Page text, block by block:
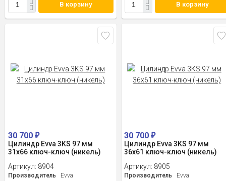
В корзину В корзину
30 700 ₽
Цилиндр Evva 3KS 97 мм
31x66 ключ-ключ (никель)
Артикул: 8904
Производитель
Evva
30 700₽
Цилиндр Evva 3KS 97 мм
36x61 ключ-ключ (никель)
Артикул: 8905
Производитель
Evva